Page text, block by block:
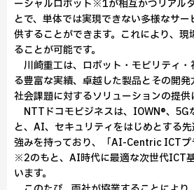
ーシャルロボット※1が相互かつリアル
とで、単体では実現できない多様なサ
供することができます。これにより、
ることが可能です。
川崎重工は、ロボット・モビリティ
る豊富な実績、卓越した製品とその開
社会課題に対するソリューションの提供
NTTドコモビジネスは、IOWN®、5G
と、AI、セキュリティをはじめとする
強みを持っており、「AI-Centric ICTプ
※2のもと、AI時代に最適な次世代ICT
います。